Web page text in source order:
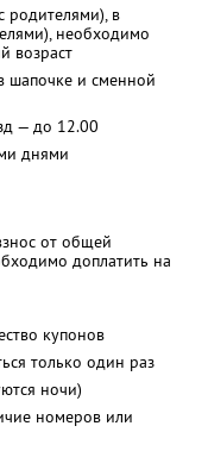
родителями), в
необходимо
возраст
шапочке и сменной
— до 12.00
днями
от общей
доплатить на
купонов
только один раз
ночи)
номеров или